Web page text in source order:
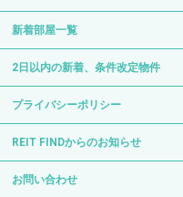
新着部屋一覧
2日以内の新着、条件改定物件
プライバシーポリシー
REIT FINDからのお知らせ
お問い合わせ